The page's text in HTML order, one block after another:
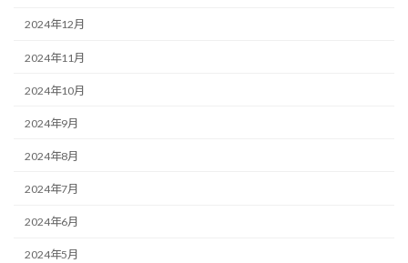
2024年12月
2024年11月
2024年10月
2024年9月
2024年8月
2024年7月
2024年6月
2024年5月